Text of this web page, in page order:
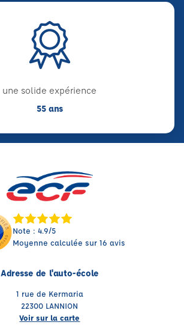
une solide expérience
55 ans
Note : 4.9/5
Moyenne calculée sur 16 avis
Adresse de l'auto-école
1 rue de Kermaria
22300 LANNION
Voir sur la carte